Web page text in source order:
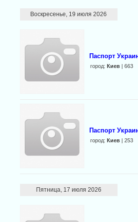
Воскресенье, 19 июля 2026
Паспорт
город: Киев| 663
Паспорт
город: Киев| 253
Пятница, 17 июля 2026